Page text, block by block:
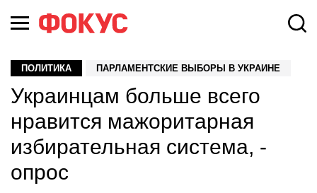
ПОЛИТИКА ПАРЛАМЕНТСКИЕ ВЫБОРЫ В УКРАИНЕ
Украинцам больше всего
нравится мажоритарная
избирательная система, -
опрос